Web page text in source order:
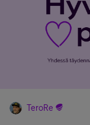
TeroRe